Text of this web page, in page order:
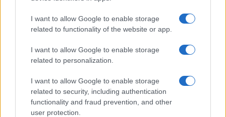
I want to allow Google to enable storage
related to functionality of the website or app.
I want to allow Google to enable storage
related to personalization.
I want to allow Google to enable storage
related to security, including authentication
functionality and fraud prevention, and other
user protection.